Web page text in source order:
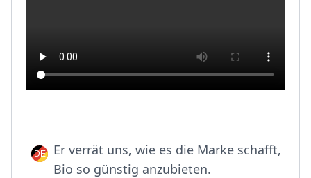
Er verrät uns, wie es die Marke schafft,
Bio so günstig anzubieten.